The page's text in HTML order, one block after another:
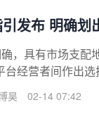
发布 明确划
，具有市场支
经营者间作出
昊 02-14 07:42